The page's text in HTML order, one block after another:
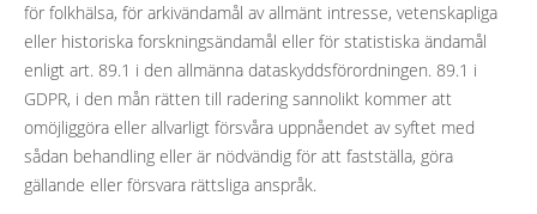
för folkhälsa, för arkivändamål av allmänt intresse, vetenskapliga
eller historiska forskningsändamål eller för statistiska ändamål
enligt art. 89.1 i den allmänna dataskyddsförordningen. 89.1 i
GDPR, i den mån rätten till radering sannolikt kommer att
omöjliggöra eller allvarligt försvåra uppnåendet av syftet med
sådan behandling eller är nödvändig för att fastställa, göra
gällande eller försvara rättsliga anspråk.